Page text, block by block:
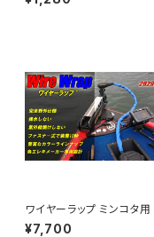
ワイヤーラップ ミンコタ用
¥7,700